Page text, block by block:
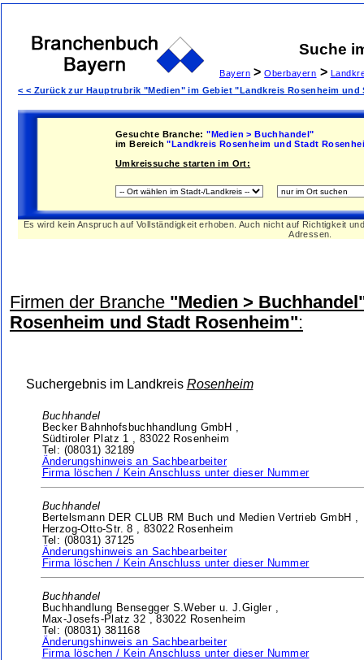
Suche
Bayern > Oberbayern >
< < Zurück zur Hauptrubrik "Medien" im Gebiet "Landkreis Rosenheim und
Gesuchte Branche: "Medien > Buchhandel"
im Bereich "Landkreis Rosenheim und Stadt
Umkreissuche starten im Ort:
Es wird kein Anspruch auf Vollständigkeit erhoben. Auch nicht auf Richtigkeit
Adressen.
Firmen der Branche "Medien >
Rosenheim und Stadt Rosenheim":
Suchergebnis im Landkreis Rosenheim
Buchhandel
Becker Bahnhofsbuchhandlung GmbH ,
Südtiroler Platz 1 , 83022 Rosenheim
Tel: (08031) 32189
Änderungshinweis an Sachbearbeiter
Firma löschen / Kein Anschluss unter dieser Nummer
Buchhandel
Bertelsmann DER CLUB RM Buch und Medien Vertrieb GmbH ,
Herzog-Otto-Str. 8 , 83022 Rosenheim
Tel: (08031) 37125
Änderungshinweis an Sachbearbeiter
Firma löschen / Kein Anschluss unter dieser Nummer
Buchhandel
Buchhandlung Bensegger S.Weber u. J.Gigler ,
Max-Josefs-Platz 32 ,83022 Rosenheim
Tel: (08031) 381168
Änderungshinweis an Sachbearbeiter
Firma löschen / Kein Anschluss unter dieser Nummer